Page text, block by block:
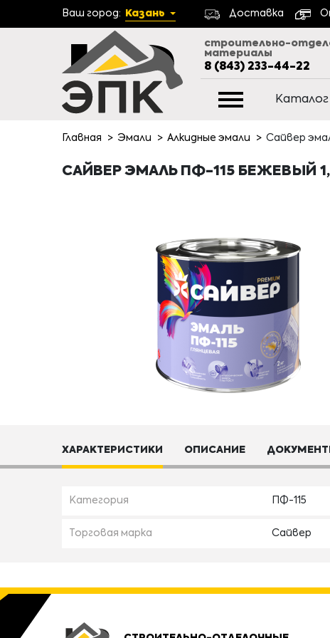
Ваш город: Казань Доставка
строительно-
материалы
8 (843) 233-44-22
Каталог
Главная Эмали Алкидные эмали Сайвер
САЙВЕР ЭМАЛЬ ПФ-115 БЕЖЕВЫЙ
ХАРАКТЕРИСТИКИ ОПИСАНИЕ
Категория ПФ-115
Торговая марка Сайвер